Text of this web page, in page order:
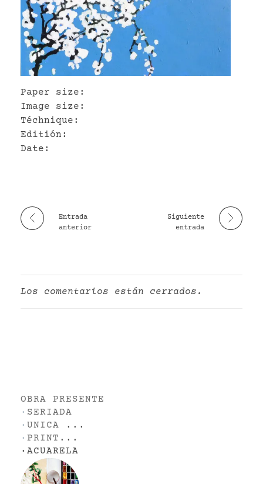
VR
Paper size:
Image size:
Téchnique:
Editión:
Date:
Entrada
anterior
Siguiente
entrada
Los comentarios están cerrados.
OBRA PRESENTE
· SERIADA
· UNICA ...
· PRINT ...
· ACUARELA